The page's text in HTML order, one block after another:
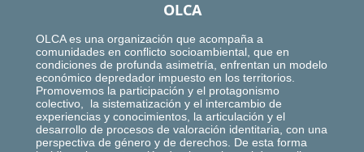
OLCA
OLCA es una organización que acompaña a
comunidades en conflicto socioambiental, que en
condiciones de profunda asimetría, enfrentan un modelo
económico depredador impuesto en los territorios.
Promovemos la participación y el protagonismo
colectivo, la sistematización y el intercambio de
experiencias y conocimientos, la articulación y el
desarrollo de procesos de valoración identitaria, con una
perspectiva de género y de derechos. De esta forma